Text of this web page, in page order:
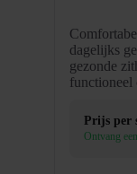
dagelijks
gezonde
functioneel
Prijs per
Ontvang